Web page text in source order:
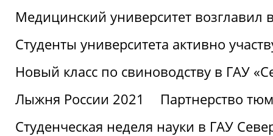
Медицинский университет возглавил
Студенты университета активно
Новый класс по свиноводству в ГАУ
Лыжня России 2021
Партнерство
Студенческая неделя науки в ГАУ